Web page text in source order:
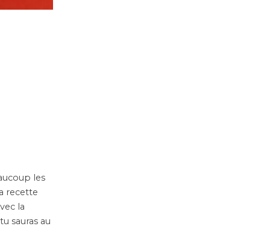
les
recette
la
sauras au